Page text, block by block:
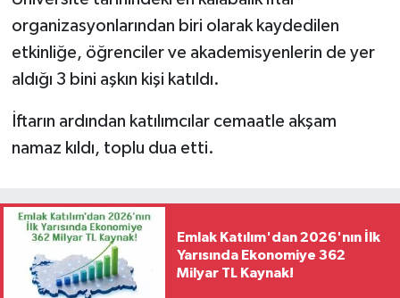
organizasyonlarından biri olarak kaydedilen
etkinliğe, öğrenciler ve akademisyenlerin de yer
aldığı 3 bini aşkın kişi katıldı.
İftarın ardından katılımcılar cemaatle akşam
namaz kıldı, toplu dua etti.
Emlak Katılım'dan 2026'nın İlk
Yarısında Ekonomiye 362
Milyar TL Kaynak!